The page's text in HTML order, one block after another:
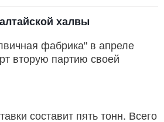
халвы
фабрика" в апреле
вторую партию своей
составит пять тонн. Всего